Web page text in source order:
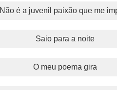
Não é a juvenil paixão que me
Saio para a noite
O meu poema gira